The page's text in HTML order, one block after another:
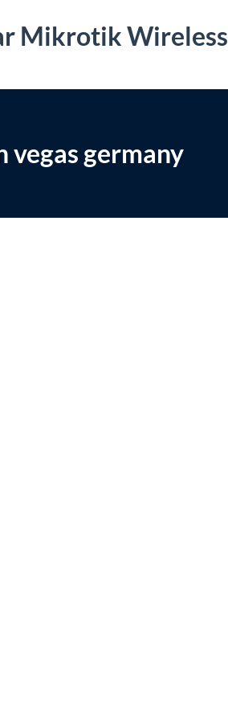
Mikrotik Wireless
vegas germany